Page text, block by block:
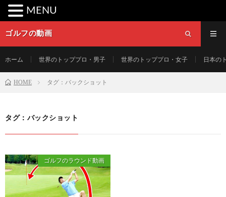
ゴルフの動画
ホーム 世界のトッププロ・男子 世界のトッププロ・女子 日本の
HOME タグ：バックショット
タグ：バックショット
ゴルフのラウンド動画
MENU